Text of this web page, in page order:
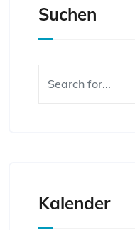
Suchen
Kalender